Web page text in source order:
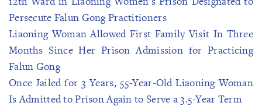
Persecute Falun Gong Practitioners
Liaoning Woman Allowed First Family Visit In Three
Months Since Her Prison Admission for Practicing
Falun Gong
Once Jailed for 3 Years, 55-Year-Old Liaoning Woman
Is Admitted to Prison Again to Serve a 3.5-Year Term